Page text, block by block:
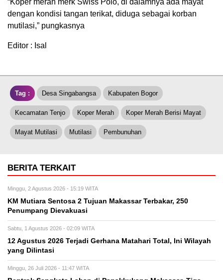
“Koper merah merk Swiss Polo, di dalamnya ada mayat
dengan kondisi tangan terikat, diduga sebagai korban
mutilasi,” pungkasnya
Editor : Isal
Tag : Desa Singabangsa Kabupaten Bogor
Kecamatan Tenjo Koper Merah Koper Merah Berisi Mayat
Mayat Mutilasi Mutilasi Pembunuhan
BERITA TERKAIT
Minggu, 2 Agustus 2026 - 15:19 WITA
KM Mutiara Sentosa 2 Tujuan Makassar Terbakar, 250
Penumpang Dievakuasi
Sabtu, 1 Agustus 2026 - 02:09 WITA
12 Agustus 2026 Terjadi Gerhana Matahari Total, Ini Wilayah
yang Dilintasi
Minggu, 26 Juli 2026 - 11:47 WITA